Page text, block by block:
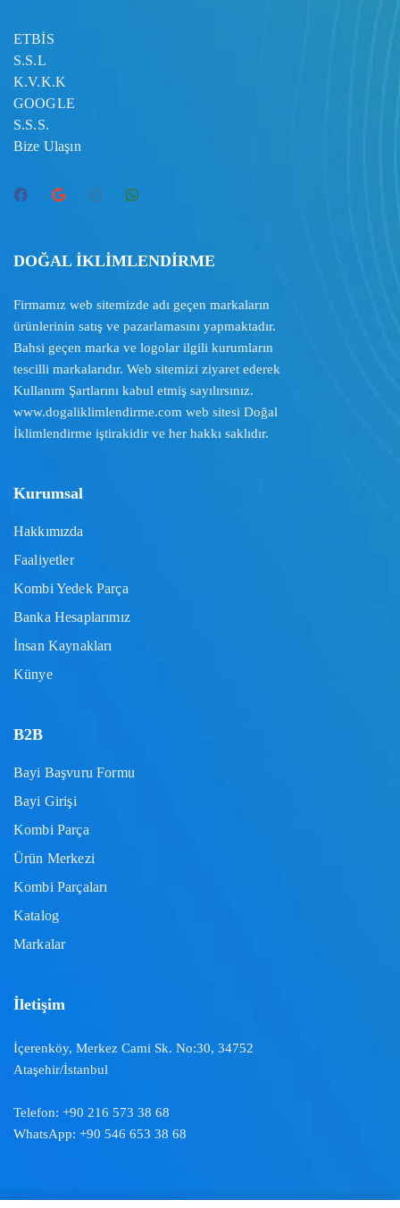
ETBİS
S.S.L
K.V.K.K
GOOGLE
S.S.S.
Bize Ulaşın
DOĞAL İKLİMLENDİRME
Firmamız web sitemizde adı geçen markaların
ürünlerinin satış ve pazarlamasını yapmaktadır.
Bahsi geçen marka ve logolar ilgili kurumların
tescilli markalarıdır. Web sitemizi ziyaret ederek
Kullanım Şartlarını kabul etmiş sayılırsınız.
www.dogaliklimlendirme.com web sitesi Doğal
İklimlendirme iştirakidir ve her hakkı saklıdır.
Kurumsal
Hakkımızda
Faaliyetler
Kombi Yedek Parça
Banka Hesaplarımız
İnsan Kaynakları
Künye
B2B
Bayi Başvuru Formu
Bayi Girişi
Kombi Parça
Ürün Merkezi
Kombi Parçaları
Katalog
Markalar
İletişim
İçerenköy, Merkez Cami Sk. No:30, 34752
Ataşehir/İstanbul
Telefon: +90 216 573 38 68
WhatsApp: +90 546 653 38 68